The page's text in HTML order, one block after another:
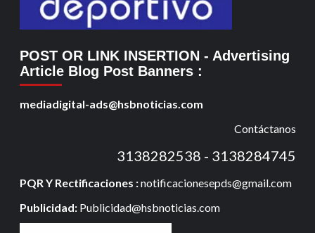
POST OR LINK INSERTION - Advertising
Article Blog Post Banners :
mediadigital-ads@hsbnoticias.com
Contáctanos
3138282538 - 3138284745
PQR Y Rectificaciones :notificacionesepds@gmail.com
Publicidad: Publicidad@hsbnoticias.com